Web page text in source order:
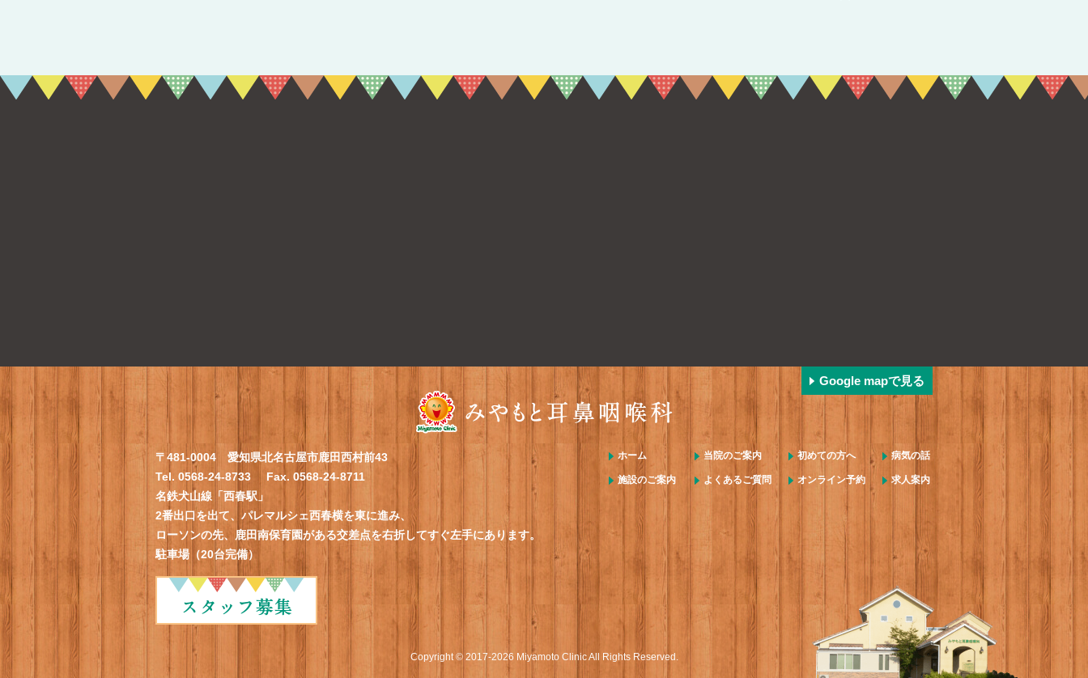
Google mapで見る
〒481-0004 愛知県北名古屋市鹿田西村前43
Tel. 0568-24-8733
Fax. 0568-24-8711
名鉄犬山線「西春駅」
2番出口を出て、パレマルシェ西春横を東に進み、
ローソンの先、鹿田南保育園がある交差点を右折してすぐ左手にあります。
駐車場（20台完備）
ホーム 当院のご案内 初めての方へ 病気の話
施設のご案内 よくあるご質問 オンライン予約 求人案内
Copyright © 2017-2026 Miyamoto Clinic All Rights Reserved.